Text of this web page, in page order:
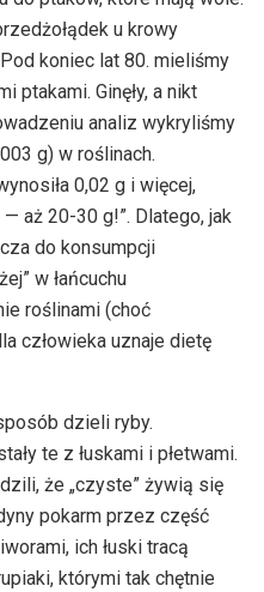
u krowy
koniec lat 80. mieliśmy
ptakami. Ginęły, a nikt
analiz wykryliśmy
g) w roślinach.
0,02 g i więcej,
aż 20-30 g!”. Dlatego, jak
do konsumpcji
w łańcuchu
roślinami (choć
człowieka uznaje dietę
dzieli ryby.
te z łuskami i płetwami.
że „czyste” żywią się
pokarm przez część
ich łuski tracą
którymi tak chętnie